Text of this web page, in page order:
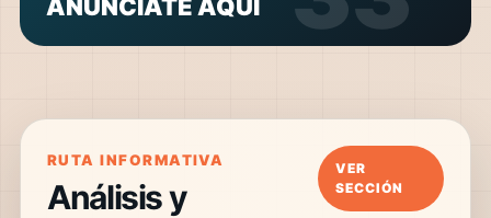
ANÚNCIATE AQUÍ
RUTA INFORMATIVA
Análisis y
VER
SECCIÓN